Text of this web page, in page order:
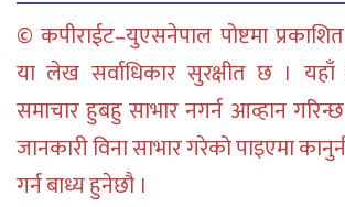
© कपीराईट–युएसनेपाल पोष्टमा
या लेख सर्वाधिकार सुरक्षीत छ । यहाँ
समाचार हुबहु साभार नगर्न आव्हान
जानकारी विना साभार गरेको पाइएमा
गर्न बाध्य हुनेछौ ।